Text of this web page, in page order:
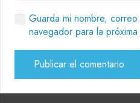
Guarda mi nombre,
navegador para la
Publicar el comentario